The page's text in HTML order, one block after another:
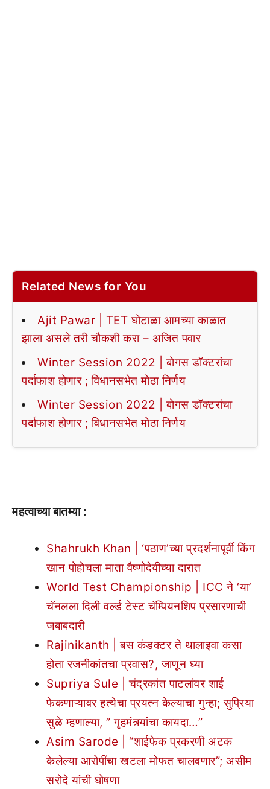
Related News for You
Ajit Pawar | TET घोटाळा आमच्या काळात
झाला असले तरी चौकशी करा – अजित पवार
Winter Session 2022 | बोगस डॉक्टरांचा
पर्दाफाश होणार ; विधानसभेत मोठा निर्णय
Winter Session 2022 | बोगस डॉक्टरांचा
पर्दाफाश होणार ; विधानसभेत मोठा निर्णय
महत्वाच्या बातम्या :
Shahrukh Khan | ‘पठाण’च्या प्रदर्शनापूर्वी किंग
खान पोहोचला माता वैष्णोदेवीच्या दारात
World Test Championship | ICC ने ‘या’
चॅनलला दिली वर्ल्ड टेस्ट चॅम्पियनशिप प्रसारणाची
जबाबदारी
Rajinikanth | बस कंडक्टर ते थालाइवा कसा
होता रजनीकांतचा प्रवास?, जाणून घ्या
Supriya Sule | चंद्रकांत पाटलांवर शाई
फेकणाऱ्यावर हत्येचा प्रयत्न केल्याचा गुन्हा; सुप्रिया
सुळे म्हणाल्या, ” गृहमंत्र्यांचा कायदा…”
Asim Sarode | “शाईफेक प्रकरणी अटक
केलेल्या आरोपींचा खटला मोफत चालवणार”; असीम
सरोदे यांची घोषणा